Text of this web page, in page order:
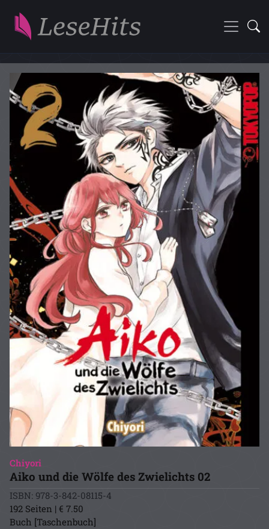
Chiyori
Aiko und die Wölfe des Zwielichts 02
ISBN: 978-3-842-08115-4
192 Seiten | € 7.50
Buch [Taschenbuch]